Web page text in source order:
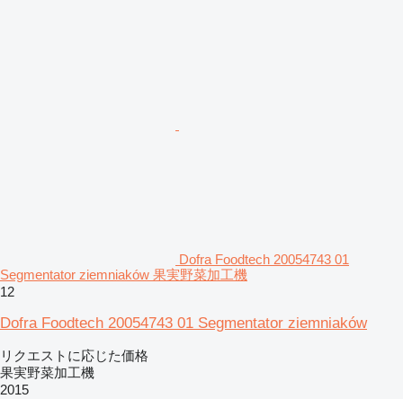
Dofra Foodtech 20054743 01
Segmentator ziemniaków 果実野菜加工機
12
Dofra Foodtech 20054743 01 Segmentator ziemniaków
リクエストに応じた価格
果実野菜加工機
2015